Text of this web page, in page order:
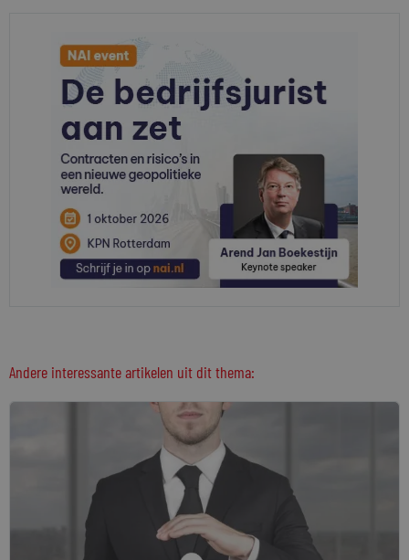
Andere interessante artikelen uit dit thema: